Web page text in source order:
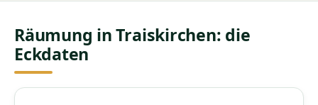
Räumung in Traiskirchen: die
Eckdaten